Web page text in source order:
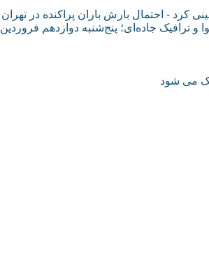
کرد - احتمال بارش باران پراکنده در تهران
و ترافیک جاده‌ای؛ پنج‌شنبه دوازدهم فروردین